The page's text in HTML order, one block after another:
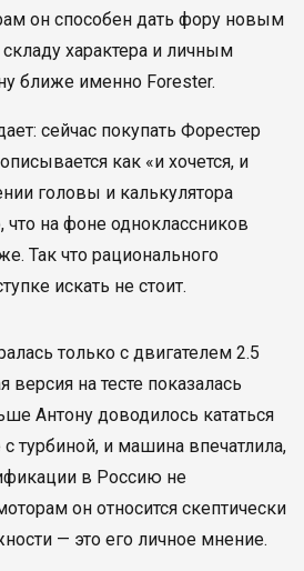
он способен дать фору новым
характера и личным
ближе именно Forester.
сейчас покупать Форестер
как «и хочется, и
головы и калькулятора
что на фоне одноклассников
Так что рационального
искать не стоит.
только с двигателем 2.5
версия на тесте показалась
Антону доводилось кататься
турбиной, и машина впечатлила,
в Россию не
он относится скептически
— это его личное мнение.